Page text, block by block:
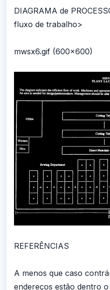
DIAGRAMA de
fluxo de trabalho>
mwsx6.gif (600x600)
REFERÊNCIAS
A menos que caso
endereços estão dentro